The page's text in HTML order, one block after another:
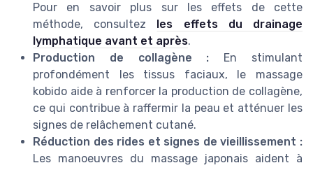
Pour en savoir plus sur les effets de cette
méthode, consultez
les effets du drainage
lymphatique avant et après.
Production de collagène : En stimulant
profondément les tissus faciaux, le massage
kobido aide à renforcer la production de collagène,
ce qui contribue à raffermir la peau et atténuer les
signes de relâchement cutané.
Réduction des rides et signes de vieillissement :
Les manoeuvres du massage japonais aident à